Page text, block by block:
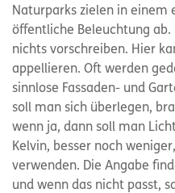
Naturparks zielen in einem
öffentliche Beleuchtung
nichts vorschreiben. Hier
appellieren. Oft werden
sinnlose Fassaden- und
soll man sich überlegen,
wenn ja, dann soll man
Kelvin, besser noch
verwenden. Die Angabe
und wenn das nicht passt,